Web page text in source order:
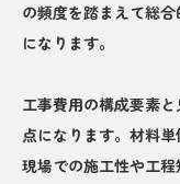
の頻度を踏まえて総
になります。
工事費用の構成要素
点になります。材料単
現場での施工性や工